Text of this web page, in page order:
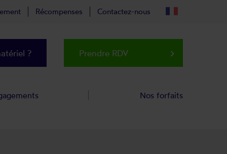
Récompenses Contactez-nous
? Prendre RDV keyboard_arrow_right
Nos forfaits